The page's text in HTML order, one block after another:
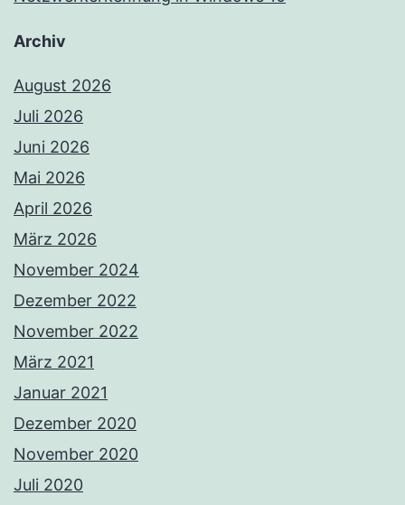
Archiv
August 2026
Juli 2026
Juni 2026
Mai 2026
April 2026
März 2026
November 2024
Dezember 2022
November 2022
März 2021
Januar 2021
Dezember 2020
November 2020
Juli 2020